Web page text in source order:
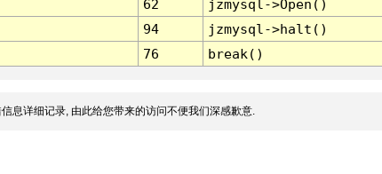
62
jzmysql->Open()
94
jzmysql->halt()
76 break()
息详细记录, 由此给您带来的访问不便我们深感歉意.